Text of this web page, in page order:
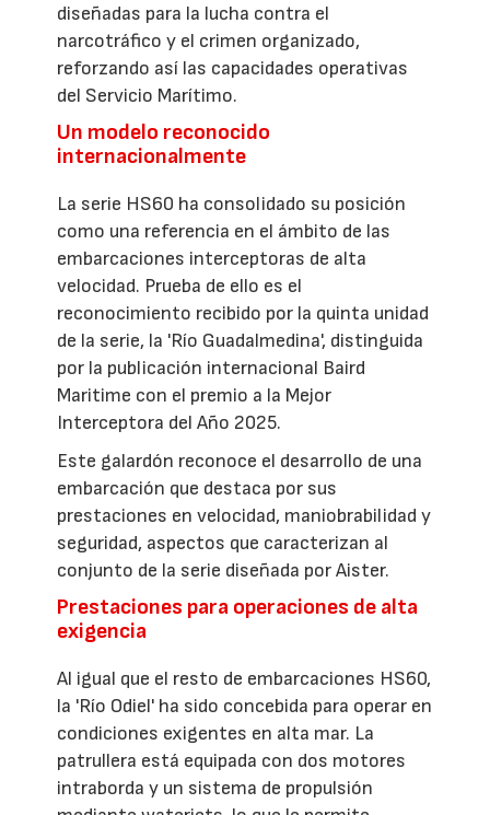
diseñadas para la lucha contra el
narcotráfico y el crimen organizado,
reforzando así las capacidades operativas
del Servicio Marítimo.
Un modelo reconocido
internacionalmente
La serie HS60 ha consolidado su posición
como una referencia en el ámbito de las
embarcaciones interceptoras de alta
velocidad. Prueba de ello es el
reconocimiento recibido por la quinta unidad
de la serie, la 'Río Guadalmedina', distinguida
por la publicación internacional Baird
Maritime con el premio a la Mejor
Interceptora del Año 2025.
Este galardón reconoce el desarrollo de una
embarcación que destaca por sus
prestaciones en velocidad, maniobrabilidad y
seguridad, aspectos que caracterizan al
conjunto de la serie diseñada por Aister.
Prestaciones para operaciones de alta
exigencia
Al igual que el resto de embarcaciones HS60,
la 'Río Odiel' ha sido concebida para operar en
condiciones exigentes en alta mar. La
patrullera está equipada con dos motores
intraborda y un sistema de propulsión